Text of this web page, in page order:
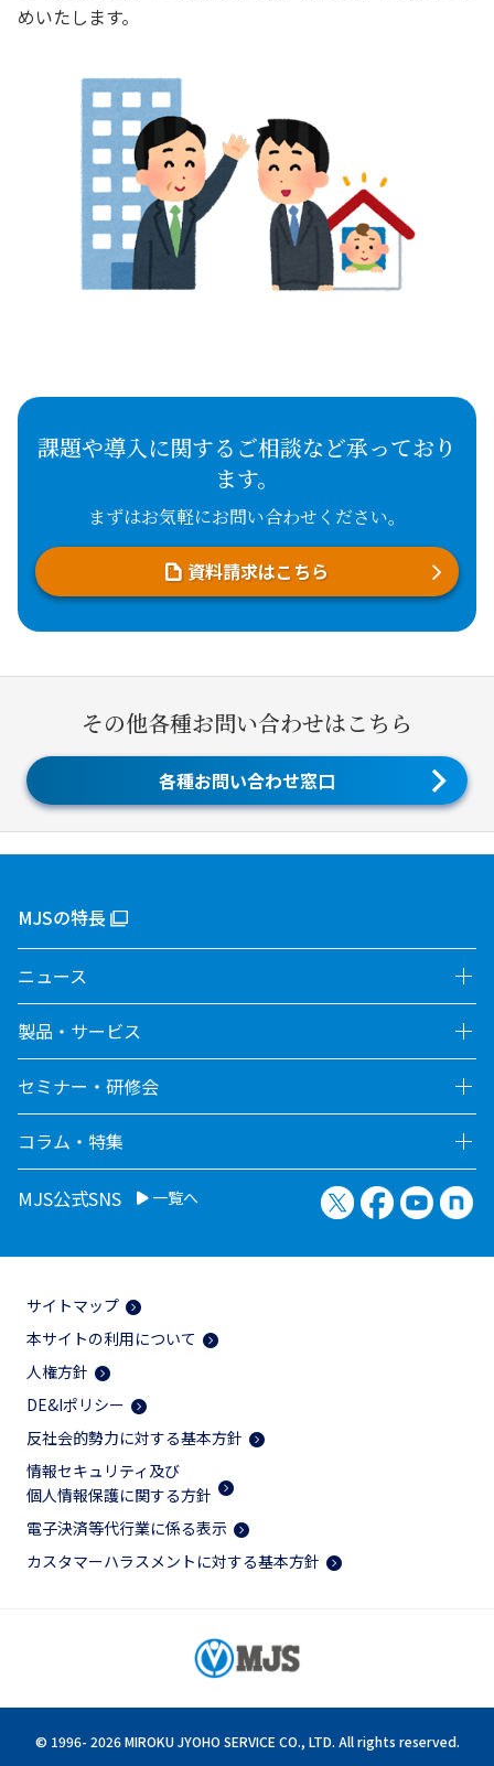
めいたします。
課題や導入に関するご相談など承っており
ます。
まずはお気軽にお問い合わせください。
資料請求はこちら
その他各種お問い合わせはこちら
各種お問い合わせ窓口
MJSの特長
ニュース
製品・サービス
セミナー・研修会
コラム・特集
MJS公式SNS 一覧へ X（旧Twitter）
Facebook
サイトマップ
本サイトの利用について
人権方針
DE&Iポリシー
反社会的勢力に対する基本方針
情報セキュリティ及び
個人情報保護に関する方針
電子決済等代行業に係る表示
カスタマーハラスメントに対する基本方針
© 1996- 2026 MIROKU JYOHO SERVICE CO., LTD. All rights reserved.